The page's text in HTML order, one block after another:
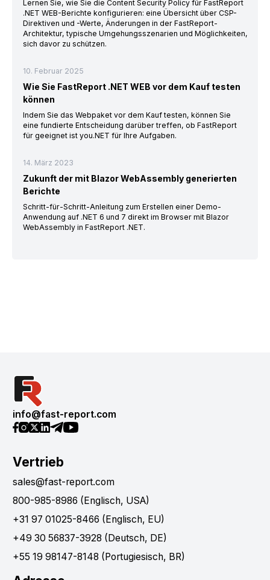
Lernen Sie, wie Sie die Content Security Policy für FastReport
.NET WEB-Berichte konfigurieren: eine Übersicht über CSP-
Direktiven und -Werte, Änderungen in der FastReport-
Architektur, typische Umgehungsszenarien und Möglichkeiten,
sich davor zu schützen.
10. Februar 2025
Wie Sie FastReport .NET WEB vor dem Kauf testen
können
Indem Sie das Webpaket vor dem Kauf testen, können Sie
eine fundierte Entscheidung darüber treffen, ob FastReport
für geeignet ist you.NET für Ihre Aufgaben.
14. März 2023
Zukunft der mit Blazor WebAssembly generierten
Berichte
Schritt-für-Schritt-Anleitung zum Erstellen einer Demo-
Anwendung auf .NET 6 und 7 direkt im Browser mit Blazor
WebAssembly in FastReport .NET.
info@fast-report.com
Vertrieb
sales@fast-report.com
800-985-8986 (Englisch, USA)
+31 97 01025-8466 (Englisch, EU)
+49 30 56837-3928 (Deutsch, DE)
+55 19 98147-8148 (Portugiesisch, BR)